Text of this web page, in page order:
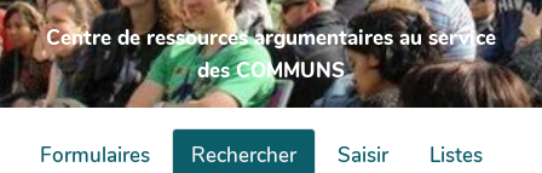
Centre de ressources argumentaires au service
des COMMUNS
Formulaires Rechercher Saisir
Listes